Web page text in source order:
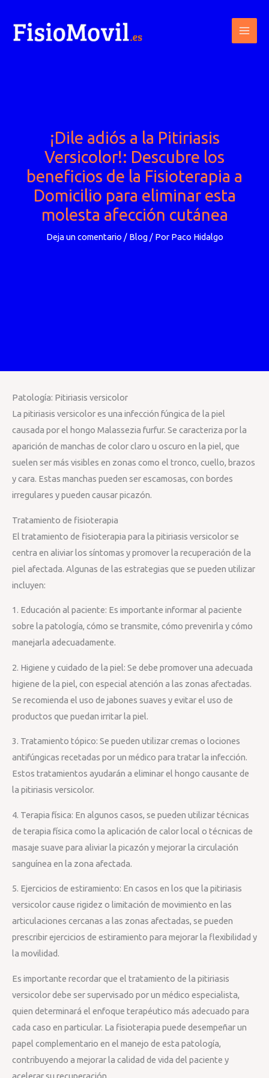
contenido
¡Dile adiós a la Pitiriasis
Versicolor!: Descubre los
beneficios de la Fisioterapia a
Domicilio para eliminar esta
molesta afección cutánea
Deja un comentario / Blog/ Por Paco Hidalgo
Patología: Pitiriasis versicolor
La pitiriasis versicolor es una infección fúngica de la piel
causada por el hongo Malassezia furfur. Se caracteriza por la
aparición de manchas de color claro u oscuro en la piel, que
suelen ser más visibles en zonas como el tronco, cuello, brazos
y cara. Estas manchas pueden ser escamosas, con bordes
irregulares y pueden causar picazón.
Tratamiento de fisioterapia
El tratamiento de fisioterapia para la pitiriasis versicolor se
centra en aliviar los síntomas y promover la recuperación de la
piel afectada. Algunas de las estrategias que se pueden utilizar
incluyen:
1. Educación al paciente: Es importante informar al paciente
sobre la patología, cómo se transmite, cómo prevenirla y cómo
manejarla adecuadamente.
2. Higiene y cuidado de la piel: Se debe promover una adecuada
higiene de la piel, con especial atención a las zonas afectadas.
Se recomienda el uso de jabones suaves y evitar el uso de
productos que puedan irritar la piel.
3. Tratamiento tópico: Se pueden utilizar cremas o lociones
antifúngicas recetadas por un médico para tratar la infección.
Estos tratamientos ayudarán a eliminar el hongo causante de
la pitiriasis versicolor.
4. Terapia física: En algunos casos, se pueden utilizar técnicas
de terapia física como la aplicación de calor local o técnicas de
masaje suave para aliviar la picazón y mejorar la circulación
sanguínea en la zona afectada.
5. Ejercicios de estiramiento: En casos en los que la pitiriasis
versicolor cause rigidez o limitación de movimiento en las
articulaciones cercanas a las zonas afectadas, se pueden
prescribir ejercicios de estiramiento para mejorar la flexibilidad y
la movilidad.
Es importante recordar que el tratamiento de la pitiriasis
versicolor debe ser supervisado por un médico especialista,
quien determinará el enfoque terapéutico más adecuado para
cada caso en particular. La fisioterapia puede desempeñar un
papel complementario en el manejo de esta patología,
contribuyendo a mejorar la calidad de vida del paciente y
acelerar su recuperación.